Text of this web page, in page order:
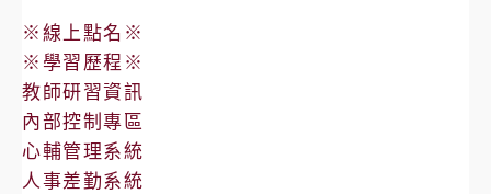
※線上點名※
※學習歷程※
教師研習資訊
內部控制專區
心輔管理系統
人事差勤系統